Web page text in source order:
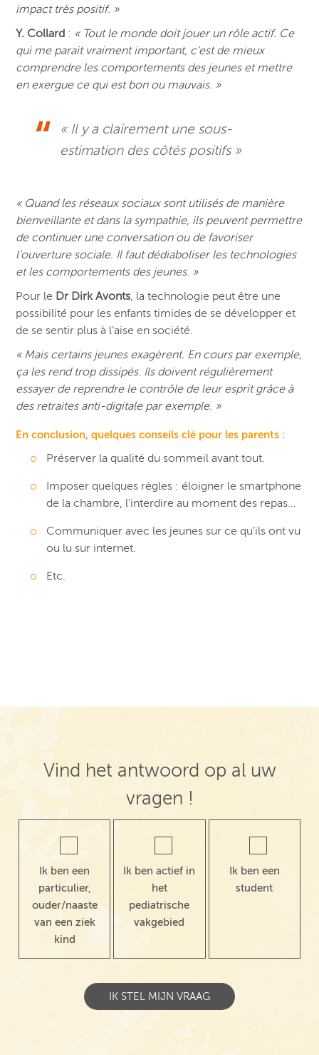
impact très positif. »
Y. Collard : « Tout le monde doit jouer un rôle actif. Ce
qui me parait vraiment important, c’est de mieux
comprendre les comportements des jeunes et mettre
en exergue ce qui est bon ou mauvais. »
« Il y a clairement une sous-
estimation des côtés positifs »
« Quand les réseaux sociaux sont utilisés de manière
bienveillante et dans la sympathie, ils peuvent permettre
de continuer une conversation ou de favoriser
l’ouverture sociale. Il faut dédiaboliser les technologies
et les comportements des jeunes. »
Pour le Dr Dirk Avonts, la technologie peut être une
possibilité pour les enfants timides de se développer et
de se sentir plus à l’aise en société.
« Mais certains jeunes exagèrent. En cours par exemple,
ça les rend trop dissipés. Ils doivent régulièrement
essayer de reprendre le contrôle de leur esprit grâce à
des retraites anti-digitale par exemple. »
En conclusion, quelques conseils clé pour les parents :
Préserver la qualité du sommeil avant tout.
Imposer quelques règles : éloigner le smartphone
de la chambre, l’interdire au moment des repas…
Communiquer avec les jeunes sur ce qu’ils ont vu
ou lu sur internet.
Etc.
Vind het antwoord op al uw
vragen !
Ik ben een
particulier,
ouder/naaste
van een ziek
kind
Ik ben actief in
het
pediatrische
vakgebied
Ik ben een
student